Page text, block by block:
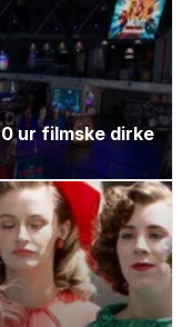
ur filmske dirke